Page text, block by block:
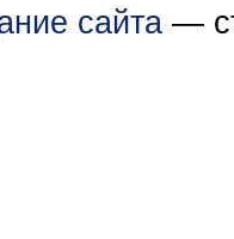
сайта —